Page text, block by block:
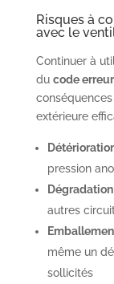
Risques à
avec le
Continuer à
du code
extérieure
pression
autres
même un
sollicités